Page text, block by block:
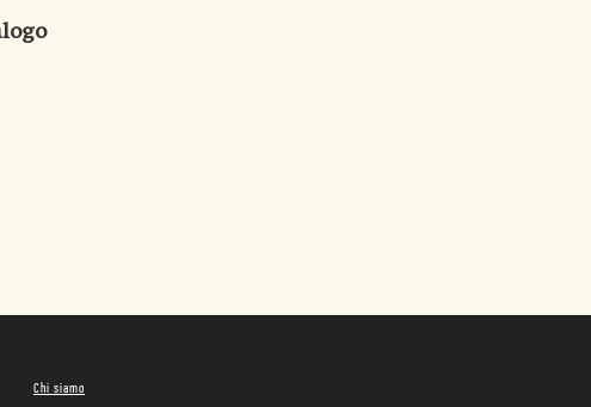
Chi siamo